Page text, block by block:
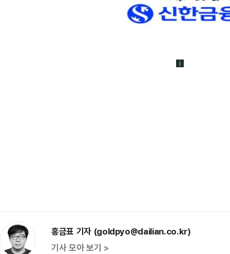
홍금표 기자 (goldpyo@dailian.co.kr)
기사 모아 보기 >